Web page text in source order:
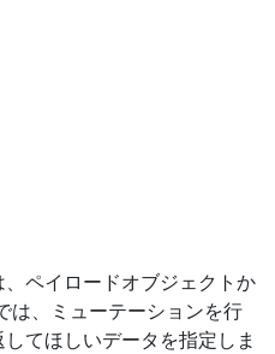
ペイロードオブジェクトか
は、ミューテーションを行
てほしいデータを指定しま